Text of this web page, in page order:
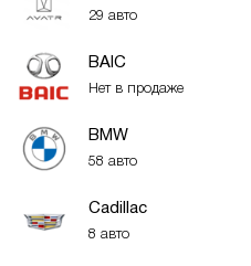
29 авто
BAIC
Нет в продаже
BMW
58 авто
Cadillac
8 авто